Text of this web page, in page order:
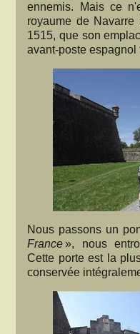
ennemis. Mais ce
royaume de
1515, que son
avant-poste espagnol
Nous passons un
France», nous
Cette porte est la
conservée